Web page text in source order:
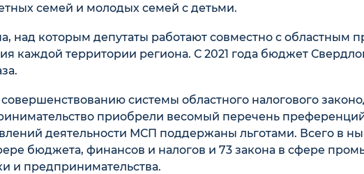
семей и молодых семей с детьми.
над которым депутаты работают совместно с областным
каждой территории региона. С 2021 года бюджет
системы областного налогового
приобрели весомый перечень
деятельности МСП поддержаны льготами. Всего в
бюджета, финансов и налогов и 73 закона в сфере
и предпринимательства.